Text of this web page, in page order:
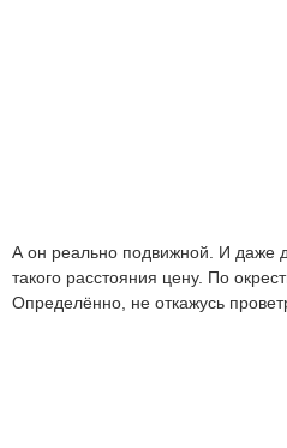
А он реально подвижной. И даже
такого расстояния цену. По
Определённо, не откажусь